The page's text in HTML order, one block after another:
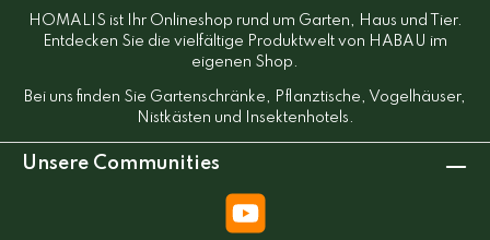
HOMALIS ist Ihr Onlineshop rund um Garten, Haus und Tier.
Entdecken Sie die vielfältige Produktwelt von HABAU im
eigenen Shop.
Bei uns finden Sie Gartenschränke, Pflanztische, Vogelhäuser,
Nistkästen und Insektenhotels.
Unsere Communities